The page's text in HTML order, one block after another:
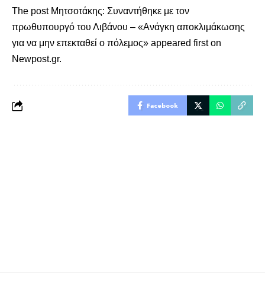
The post Μητσοτάκης: Συναντήθηκε με τον
πρωθυπουργό του Λιβάνου – «Ανάγκη αποκλιμάκωσης
για να μην επεκταθεί ο πόλεμος» appeared first on
Newpost.gr.
Facebook